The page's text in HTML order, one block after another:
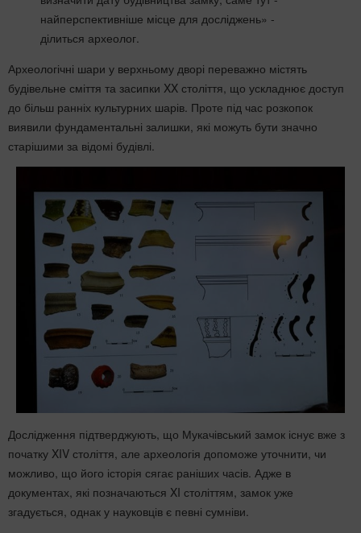
найперспективніше місце для досліджень» -
ділиться археолог.
Археологічні шари у верхньому дворі переважно містять
будівельне сміття та засипки XX століття, що ускладнює доступ
до більш ранніх культурних шарів. Проте під час розкопок
виявили фундаментальні залишки, які можуть бути значно
старішими за відомі будівлі.
Дослідження підтверджують, що Мукачівський замок існує вже з
початку XIV століття, але археологія допоможе уточнити, чи
можливо, що його історія сягає раніших часів. Адже в
документах, які позначаються XI століттям, замок уже
згадується, однак у науковців є певні сумніви.